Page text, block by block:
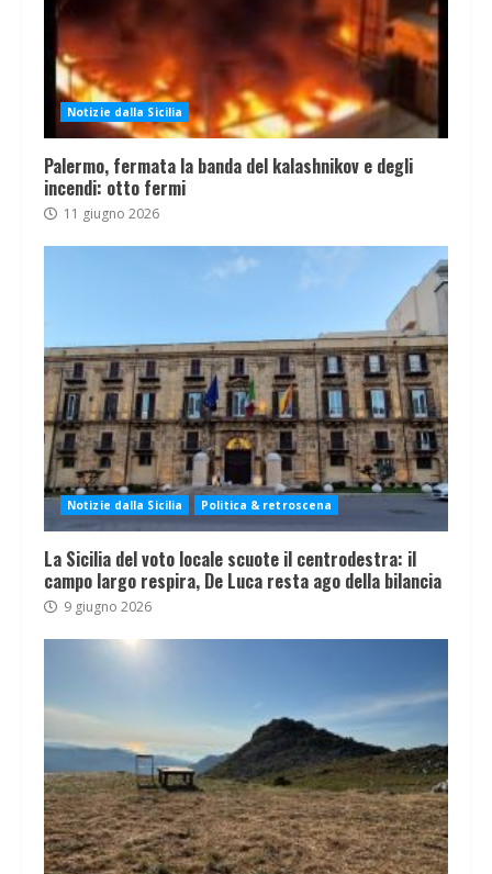
Notizie dalla Sicilia
Palermo, fermata la banda del kalashnikov e degli
incendi: otto fermi
11 giugno 2026
Notizie dalla Sicilia Politica & retroscena
La Sicilia del voto locale scuote il centrodestra: il
campo largo respira, De Luca resta ago della bilancia
9 giugno 2026